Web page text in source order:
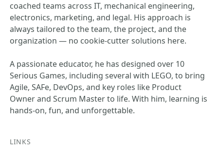
coached teams across IT, mechanical engineering,
electronics, marketing, and legal. His approach is
always tailored to the team, the project, and the
organization — no cookie-cutter solutions here.
A passionate educator, he has designed over 10
Serious Games, including several with LEGO, to bring
Agile, SAFe, DevOps, and key roles like Product
Owner and Scrum Master to life. With him, learning is
hands-on, fun, and unforgettable.
LINKS